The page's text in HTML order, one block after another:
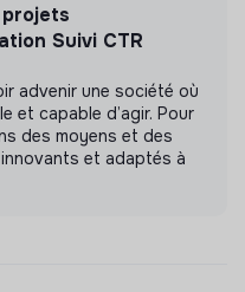
Suivi CTR
advenir une société où
et capable d’agir. Pour
des moyens et des
innovants et adaptés à